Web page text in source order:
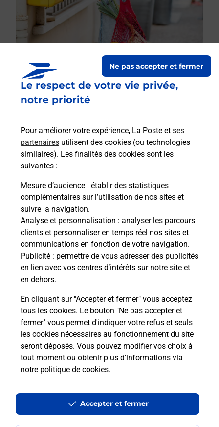
Le respect de votre vie privée,
notre priorité
Pour améliorer votre expérience, La Poste et ses
partenaires utilisent des cookies (ou technologies
similaires). Les finalités des cookies sont les
suivantes :
Mesure d’audience : établir des statistiques
complémentaires sur l’utilisation de nos sites et
suivre la navigation.
Analyse et personnalisation : analyser les parcours
clients et personnaliser en temps réel nos sites et
communications en fonction de votre navigation.
Publicité : permettre de vous adresser des publicités
en lien avec vos centres d’intérêts sur notre site et
en dehors.
En cliquant sur "Accepter et fermer" vous acceptez
tous les cookies. Le bouton "Ne pas accepter et
fermer" vous permet d'indiquer votre refus et seuls
les cookies nécessaires au fonctionnement du site
seront déposés. Vous pouvez modifier vos choix à
tout moment ou obtenir plus d'informations via
notre politique de cookies.
Ne pas accepter et fermer
Accepter et fermer
Boîte aux lettres La Poste
31 Route De Beaurepaire
38260 Penol
Le lien s'ouvre dans un nouvel onglet
Boîte aux lettres La Poste
Prochaine collecte du courrierlundià 08h30
507 Route De La Cote
38260 Penol
Le lien s'ouvre dans un nouvel onglet
Localiser Liste Boîtes aux lettres Isère
Accessibilité : partiellement conforme
Conditions contractuelles